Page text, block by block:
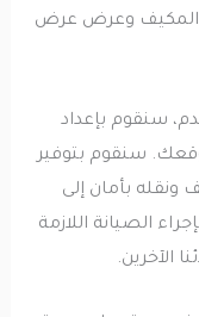
وعرض عرض
بإعداد
سنقوم بتوفير
بأمان إلى
اللازمة